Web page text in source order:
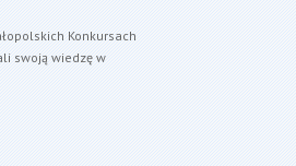
Konkursach
swoją wiedzę w